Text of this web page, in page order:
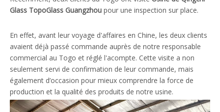
Glass TopoGlass Guangzhou pour une inspection sur place.
En effet, avant leur voyage d'affaires en Chine, les deux clients
avaient déjà passé commande auprès de notre responsable
commercial au Togo et réglé l'acompte. Cette visite a non
seulement servi de confirmation de leur commande, mais
également d’occasion pour mieux comprendre la force de
production et la qualité des produits de notre usine.